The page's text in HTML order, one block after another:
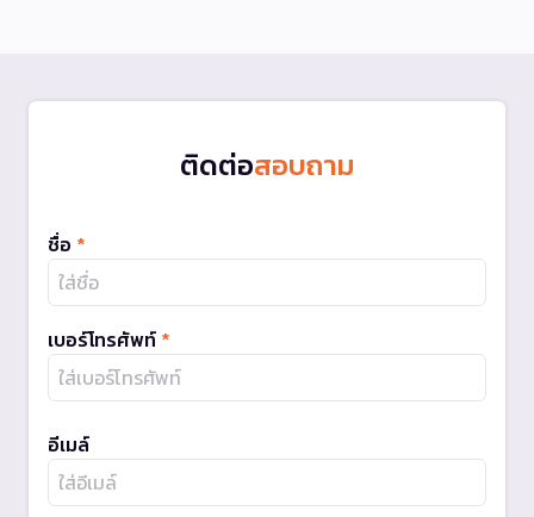
ติดต่อสอบถาม
ชื่อ *
เบอร์โทรศัพท์ *
อีเมล์